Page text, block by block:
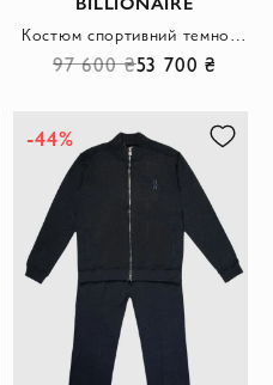
97 600 ₴53 700 ₴
-44%